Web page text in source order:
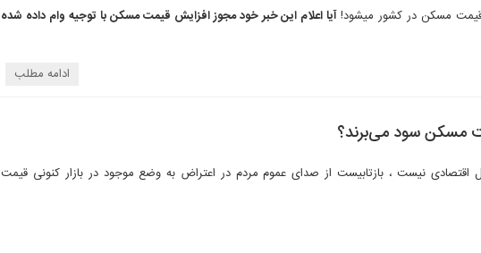
مسکن در کشور میشود!آیا اعلام این خبر خود مجوز افزایش قیمت مسکن با توجیه وام داده شده
ادامه مطلب
مسکن سود می‌برند؟
اقتصادی نیست ، بازتابیست از صدای عموم مردم در اعتراض به وضع موجود در بازار کنونی قیمت